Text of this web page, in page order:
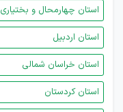
استان چهارمحال و بختیاری
استان اردبیل
استان خراسان شمالی
استان کردستان